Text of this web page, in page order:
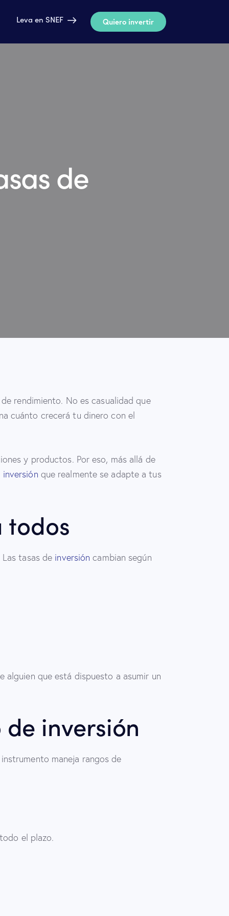
Leva en SNEF Quiero invertir
de
rendimiento. No es casualidad que
cuánto crecerá tu dinero con el
y productos. Por eso, más allá de
inversión que realmente se adapte a tus
todos
tasas de inversión cambian según
que está dispuesto a asumir un
inversión
maneja rangos de
el plazo.